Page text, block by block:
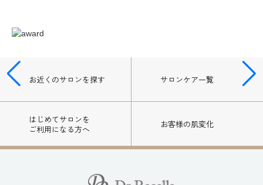
お近くのサロンを探す サロンケア一覧
はじめてサロンを
ご利用になる方へ
お客様の肌変化